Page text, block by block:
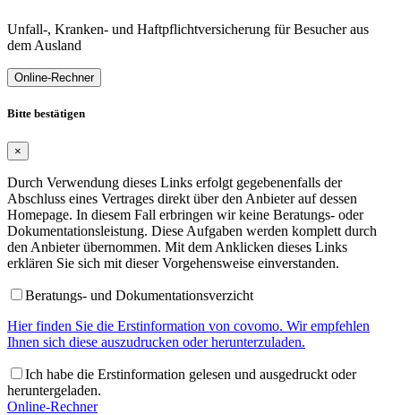
Unfall-, Kranken- und Haftpflichtversicherung für Besucher aus
dem Ausland
Online-Rechner
Bitte bestätigen
×
Durch Verwendung dieses Links erfolgt gegebenenfalls der
Abschluss eines Vertrages direkt über den Anbieter auf dessen
Homepage. In diesem Fall erbringen wir keine Beratungs- oder
Dokumentationsleistung. Diese Aufgaben werden komplett durch
den Anbieter übernommen. Mit dem Anklicken dieses Links
erklären Sie sich mit dieser Vorgehensweise einverstanden.
Beratungs- und Dokumentationsverzicht
Hier finden Sie die Erstinformation von covomo. Wir empfehlen
Ihnen sich diese auszudrucken oder herunterzuladen.
Ich habe die Erstinformation gelesen und ausgedruckt oder
heruntergeladen.
Online-Rechner